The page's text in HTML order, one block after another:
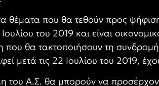
θέματα που θα τεθούν προς
του 2019 και είναι
θα τακτοποιήσουν τη συνδρομή
μετά τις 22 Ιουλίου του 2019,
του Α.Σ. θα μπορούν να